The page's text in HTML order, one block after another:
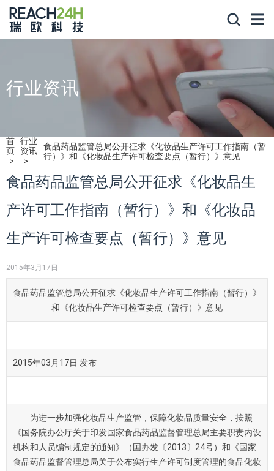
行业资讯
首
页
行业
资讯
食品药品监管总局公开征求《化妆品生产许可工作指南（暂
行）》和《化妆品生产许可检查要点（暂行）》意见
食品药品监管总局公开征求《化妆品生
产许可工作指南（暂行）》和《化妆品
生产许可检查要点（暂行）》意见
2015年3月17日
食品药品监管总局公开征求《化妆品生产许可工作指南（暂行）》
和《化妆品生产许可检查要点（暂行）》意见
2015年03月17日 发布
为进一步加强化妆品生产监管，保障化妆品质量安全，按照
《国务院办公厅关于印发国家食品药品监督管理总局主要职责内设
机构和人员编制规定的通知》（国办发〔2013〕24号）和《国家
食品药品监督管理总局关于公布实行生产许可制度管理的食品化妆